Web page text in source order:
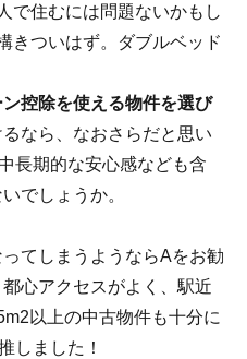
で住むには問題ないかもし
きついはず。ダブルベッド
ン控除を使える物件を選び
なら、なおさらだと思い
長期的な安心感なども含
でしょうか。
てしまうようならAをお勧
心アクセスがよく、駅近
以上の中古物件も十分に
しました！